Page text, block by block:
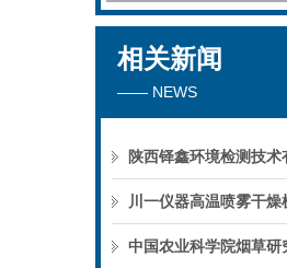
相关新闻
—— NEWS